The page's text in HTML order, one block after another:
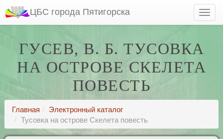
ЦБС города Пятигорска
ГУСЕВ, В. Б. ТУСОВКА
НА ОСТРОВЕ СКЕЛЕТА
ПОВЕСТЬ
Главная
Электронный каталог
Тусовка на острове Скелета повесть